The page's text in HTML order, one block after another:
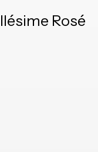
Rosé